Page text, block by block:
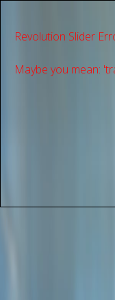
Revolution Slider
Maybe you mean: